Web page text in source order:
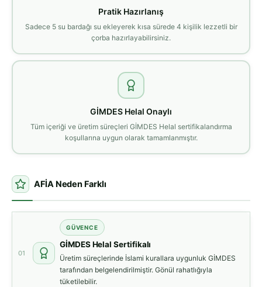
Pratik Hazırlanış
Sadece 5 su bardağı su ekleyerek kısa sürede 4 kişilik lezzetli bir
çorba hazırlayabilirsiniz.
GİMDES Helal Onaylı
Tüm içeriği ve üretim süreçleri GİMDES Helal sertifikalandırma
koşullarına uygun olarak tamamlanmıştır.
AFİA Neden Farklı
01
GÜVENCE
GİMDES Helal Sertifikalı
Üretim süreçlerinde İslami kurallara uygunluk GİMDES
tarafından belgelendirilmiştir. Gönül rahatlığıyla
tüketilebilir.